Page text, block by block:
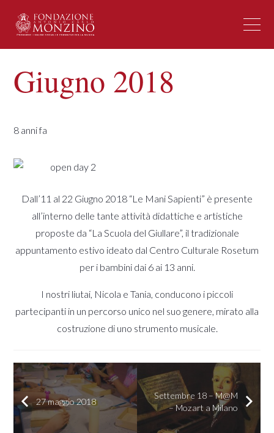
Giugno 2018
8 anni fa
Dall’11 al 22 Giugno 2018 “Le Mani Sapienti” è presente
all’interno delle tante attività didattiche e artistiche
proposte da “La Scuola del Giullare”, il tradizionale
appuntamento estivo ideato dal Centro Culturale Rosetum
per i bambini dai 6 ai 13 anni.
I nostri liutai, Nicola e Tania, conducono i piccoli
partecipanti in un percorso unico nel suo genere, mirato alla
costruzione di uno strumento musicale.
27 maggio 2018
Settembre 18 – M@M
– Mozart a Milano